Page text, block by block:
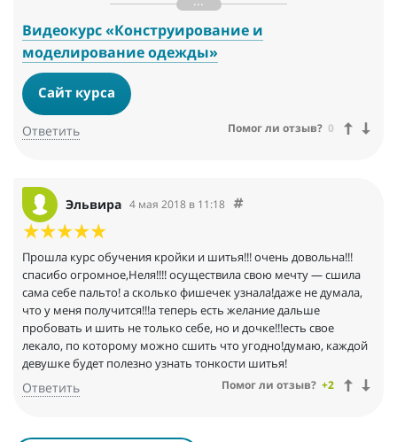
предоставление всех материалов для обучения. С тех пор
сшила много вещей себе и родным. Сейчас уже принимаю
заказы на пошив платьев и юбок.
Видеокурс «Конструирование и
моделирование одежды»
Сайт курса
Ответить Помог ли отзыв? 0
Эльвира 4 мая 2018 в 11:18
Прошла курс обучения кройки и шитья!!! очень довольна!!!
спасибо огромное,Неля!!!! осуществила свою мечту — сшила
сама себе пальто! а сколько фишечек узнала!даже не думала,
что у меня получится!!!а теперь есть желание дальше
пробовать и шить не только себе, но и дочке!!!есть свое
лекало, по которому можно сшить что угодно!думаю, каждой
девушке будет полезно узнать тонкости шитья!
Ответить Помог ли отзыв? +2